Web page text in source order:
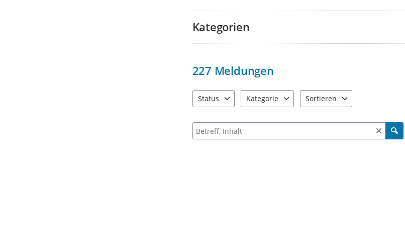
Kategorien
227 Meldungen
Status
Kategorie
Sortieren
Suche nach Meldungen und Kommentaren